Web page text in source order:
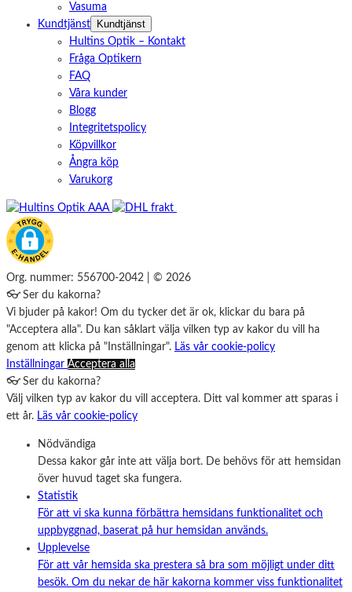
Vasuma
Kundtjänst
Kundtjänst
Hultins Optik – Kontakt
Fråga Optikern
FAQ
Våra kunder
Blogg
Integritetspolicy
Köpvillkor
Ångra köp
Varukorg
Org. nummer: 556700-2042 | © 2026
👓 Ser du kakorna?
Vi bjuder på kakor! Om du tycker det är ok, klickar du bara på
"Acceptera alla". Du kan såklart välja vilken typ av kakor du vill ha
genom att klicka på "Inställningar". Läs vår cookie-policy
Inställningar Acceptera alla
👓 Ser du kakorna?
Välj vilken typ av kakor du vill acceptera. Ditt val kommer att sparas i
ett år. Läs vår cookie-policy
Nödvändiga
Dessa kakor går inte att välja bort. De behövs för att hemsidan
över huvud taget ska fungera.
Statistik
För att vi ska kunna förbättra hemsidans funktionalitet och
uppbyggnad, baserat på hur hemsidan används.
Upplevelse
För att vår hemsida ska prestera så bra som möjligt under ditt
besök. Om du nekar de här kakorna kommer viss funktionalitet